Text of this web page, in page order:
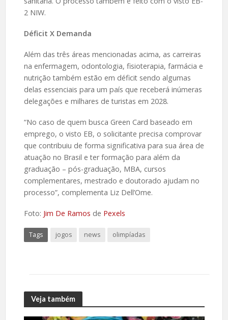
2 NIW.
Déficit X Demanda
Além das três áreas mencionadas acima, as carreiras
na enfermagem, odontologia, fisioterapia, farmácia e
nutrição também estão em déficit sendo algumas
delas essenciais para um país que receberá inúmeras
delegações e milhares de turistas em 2028.
“No caso de quem busca Green Card baseado em
emprego, o visto EB, o solicitante precisa comprovar
que contribuiu de forma significativa para sua área de
atuação no Brasil e ter formação para além da
graduação – pós-graduação, MBA, cursos
complementares, mestrado e doutorado ajudam no
processo”, complementa Liz Dell’Ome.
Foto: Jim De Ramos de Pexels
Tags jogos news olimpíadas
Veja também